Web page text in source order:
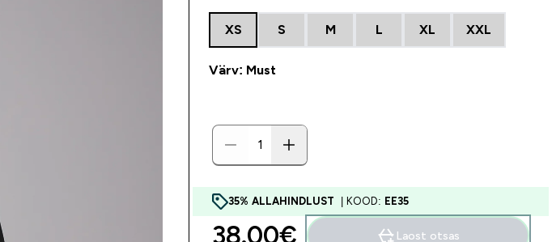
XS S M L XL XXL
Värv: Must
35% ALLAHINDLUST | KOOD: EE35
38.00€‎ Laost otsas